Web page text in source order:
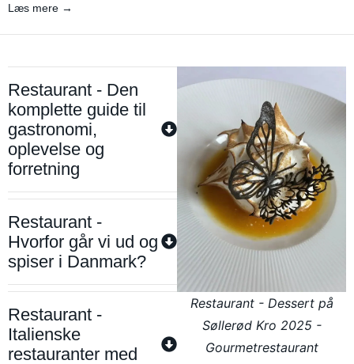
Læs mere →
Restaurant - Den
komplette guide til
gastronomi,
oplevelse og
forretning
Restaurant -
Hvorfor går vi ud og
spiser i Danmark?
Restaurant -
Italienske
restauranter med
Restaurant - Dessert på
Søllerød Kro 2025 -
Gourmetrestaurant